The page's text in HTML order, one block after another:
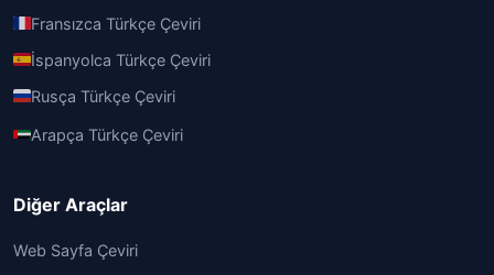
Fransızca Türkçe Çeviri
İspanyolca Türkçe Çeviri
Rusça Türkçe Çeviri
Arapça Türkçe Çeviri
Diğer Araçlar
Web Sayfa Çeviri